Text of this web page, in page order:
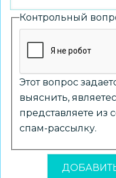
Контрольный
Этот вопрос
выяснить,
представляете из
спам-рассылку.